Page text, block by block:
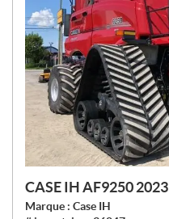
CASE IH AF9250 2023
Marque : Case IH